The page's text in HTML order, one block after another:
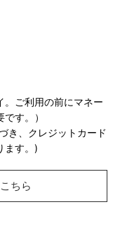
。ご利用の前にマネー
す。）
き、クレジットカード
ます。)
ちら